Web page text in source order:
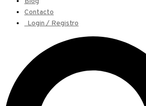
Contacto
Login / Registro